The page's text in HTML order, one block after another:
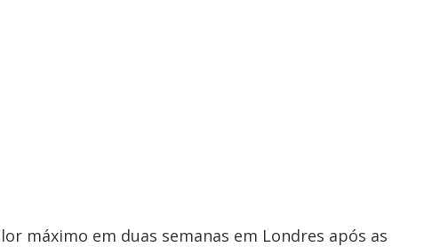
máximo em duas semanas em Londres após as